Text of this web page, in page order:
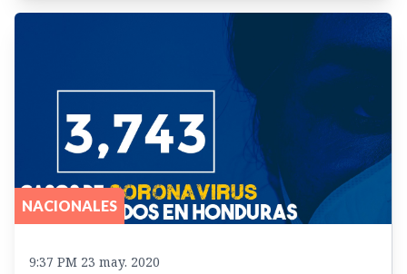
NACIONALES
9:37 PM 23 may. 2020